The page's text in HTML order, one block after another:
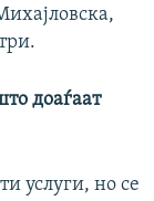
доаѓаат
услуги, но се